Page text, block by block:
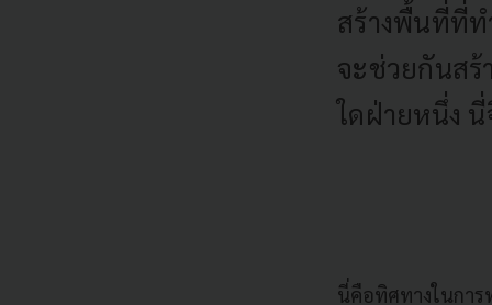
สร้างพื้นที่ที่ท
จะช่วยกันสร้
ใดฝ่ายหนึ่ง นี่
นี่คือทิศทางในการ